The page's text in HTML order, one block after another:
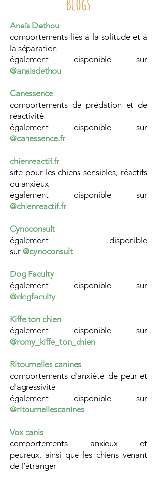
Anaïs Dethou
comportements liés à la solitude et à
la séparation
également disponible sur
@anaisdethou
Canessence
comportements de prédation et de
réactivité
également disponible sur
@canessence.fr
chienreactif.fr
site pour les chiens sensibles, réactifs
ou anxieux
également disponible sur
@chienreactif.fr
Cynoconsult
également disponible
sur @cynoconsult
Dog Faculty
également disponible sur
@dogfaculty
Kiffe ton chien
également disponible sur
@romy_kiffe_ton_chien
Ritournelles canines
comportements d'anxiété, de peur et
d'agressivité
également disponible sur
@ritournellescanines
Vox canis
comportements anxieux et
peureux, ainsi que les chiens venant
de l’étranger